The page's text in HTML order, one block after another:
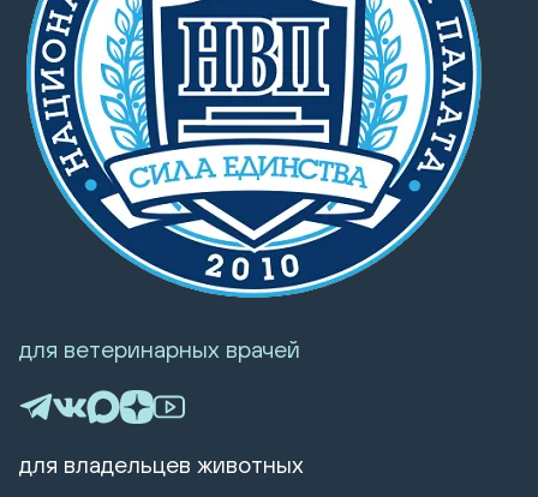
для ветеринарных врачей
для владельцев животных